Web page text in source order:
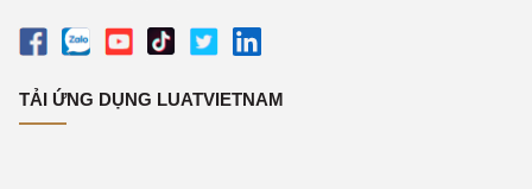
TẢI ỨNG DỤNG LUATVIETNAM